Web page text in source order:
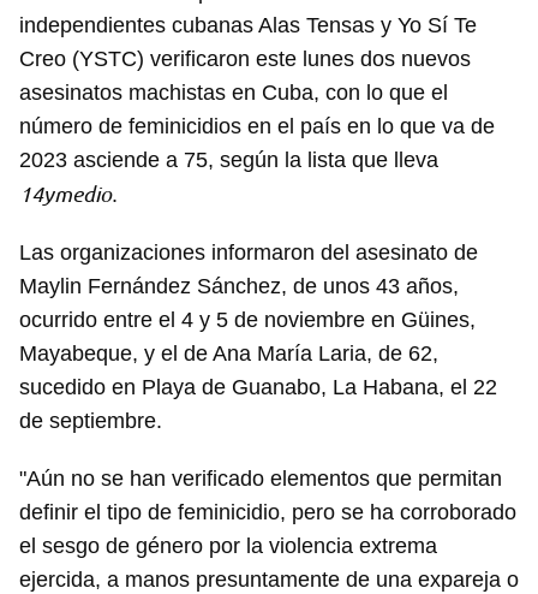
independientes cubanas Alas Tensas y Yo Sí Te
Creo (YSTC) verificaron este lunes dos nuevos
asesinatos machistas en Cuba, con lo que el
número de feminicidios en el país en lo que va de
2023 asciende a 75, según la lista que lleva
14ymedio.
Las organizaciones informaron del asesinato de
Maylin Fernández Sánchez, de unos 43 años,
ocurrido entre el 4 y 5 de noviembre en Güines,
Mayabeque, y el de Ana María Laria, de 62,
sucedido en Playa de Guanabo, La Habana, el 22
de septiembre.
"Aún no se han verificado elementos que permitan
definir el tipo de feminicidio, pero se ha corroborado
el sesgo de género por la violencia extrema
ejercida, a manos presuntamente de una expareja o